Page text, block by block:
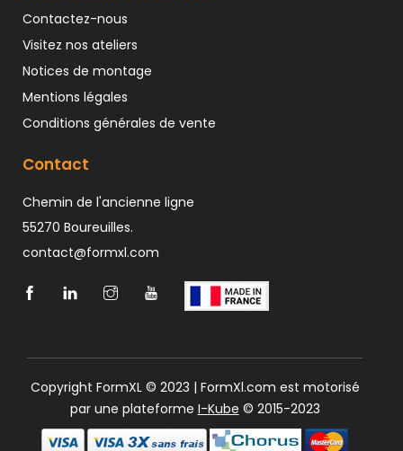
Contactez-nous
Visitez nos ateliers
Notices de montage
Mentions légales
Conditions générales de vente
Contact
Chemin de l'ancienne ligne
55270 Boureuilles.
contact@formxl.com
Copyright FormXL © 2023 | FormXl.com est motorisé
par une plateforme I-Kube © 2015-2023